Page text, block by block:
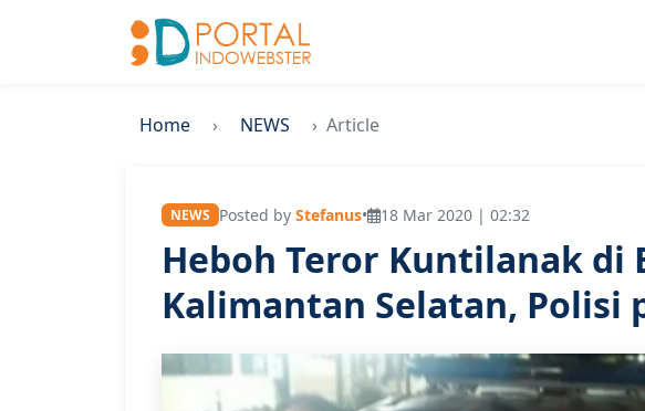
Home NEWS Article
NEWS Posted by Stefanus• 18 Mar 2020 | 02:32
Heboh Teror Kuntilanak di
Kalimantan Selatan, Polisi